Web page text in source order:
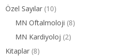
Özel Sayılar (10)
MN Oftalmoloji (8)
MN Kardiyoloj (2)
Kitaplar (8)